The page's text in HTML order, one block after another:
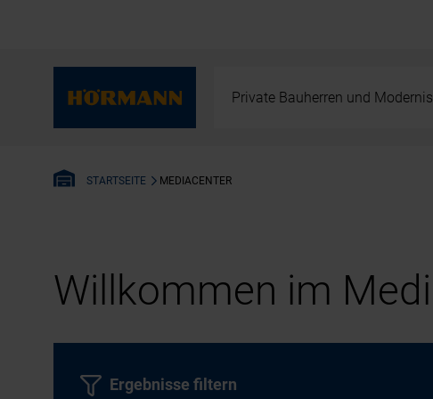
Private Bauherren und
STARTSEITE MEDIACENTER
Willkommen im
Ergebnisse filtern